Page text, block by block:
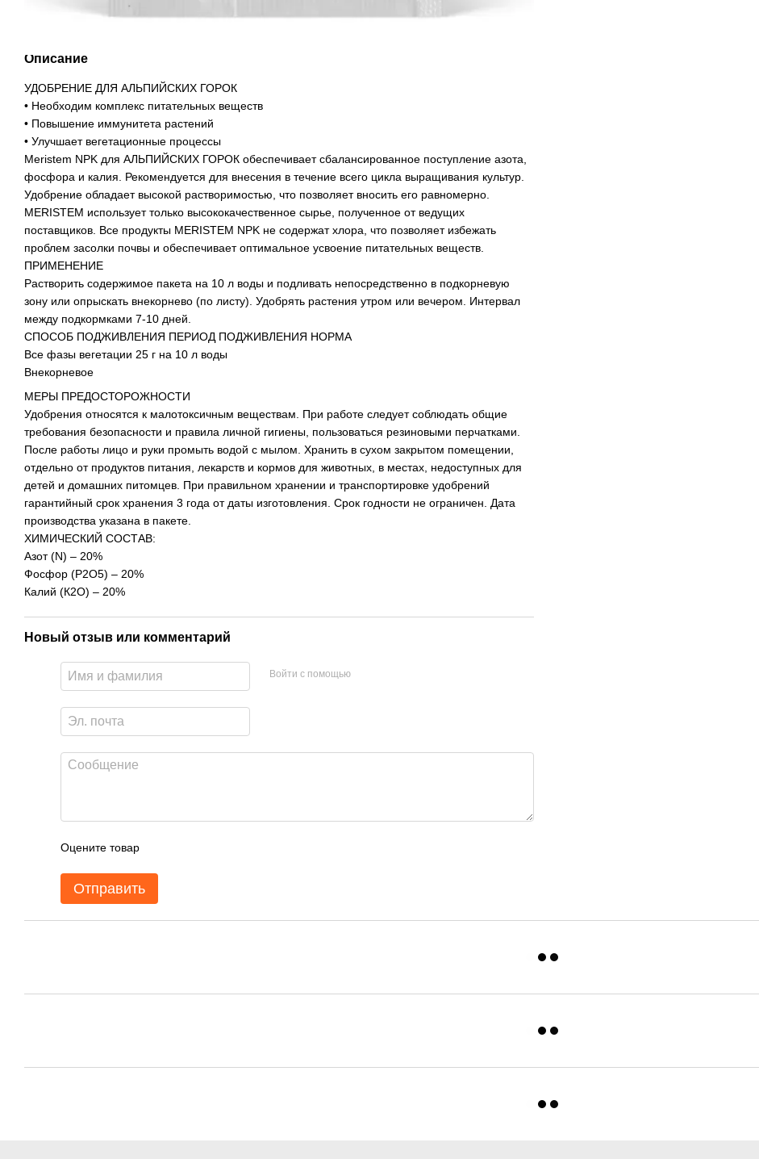
Описание
УДОБРЕНИЕ ДЛЯ АЛЬПИЙСКИХ ГОРОК
• Необходим комплекс питательных веществ
• Повышение иммунитета растений
• Улучшает вегетационные процессы
Meristem NPK для АЛЬПИЙСКИХ ГОРОК обеспечивает сбалансированное поступление азота,
фосфора и калия. Рекомендуется для внесения в течение всего цикла выращивания культур.
Удобрение обладает высокой растворимостью, что позволяет вносить его равномерно.
MERISTEM использует только высококачественное сырье, полученное от ведущих
поставщиков. Все продукты MERISTEM NPK не содержат хлора, что позволяет избежать
проблем засолки почвы и обеспечивает оптимальное усвоение питательных веществ.
ПРИМЕНЕНИЕ
Растворить содержимое пакета на 10 л воды и подливать непосредственно в подкорневую
зону или опрыскать внекорнево (по листу). Удобрять растения утром или вечером. Интервал
между подкормками 7-10 дней.
СПОСОБ ПОДЖИВЛЕНИЯ ПЕРИОД ПОДЖИВЛЕНИЯ НОРМА
Все фазы вегетации 25 г на 10 л воды
Внекорневое
МЕРЫ ПРЕДОСТОРОЖНОСТИ
Удобрения относятся к малотоксичным веществам. При работе следует соблюдать общие
требования безопасности и правила личной гигиены, пользоваться резиновыми перчатками.
После работы лицо и руки промыть водой с мылом. Хранить в сухом закрытом помещении,
отдельно от продуктов питания, лекарств и кормов для животных, в местах, недоступных для
детей и домашних питомцев. При правильном хранении и транспортировке удобрений
гарантийный срок хранения 3 года от даты изготовления. Срок годности не ограничен. Дата
производства указана в пакете.
ХИМИЧЕСКИЙ СОСТАВ:
Азот (N) – 20%
Фосфор (P2O5) – 20%
Калий (К2О) – 20%
Новый отзыв или комментарий
Войти с помощью
Оцените товар
Отправить